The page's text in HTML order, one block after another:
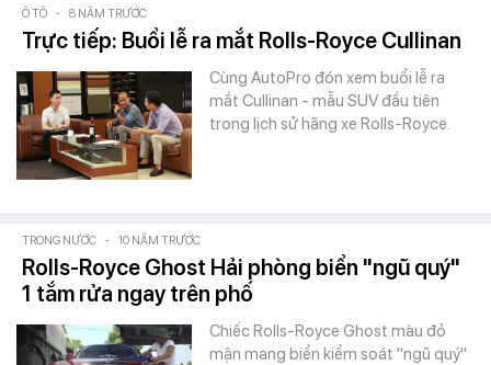
Ô TÔ - 8 NĂM TRƯỚC
Trực tiếp: Buổi lễ ra mắt Rolls-Royce Cullinan
Cùng AutoPro đón xem buổi lễ ra
mắt Cullinan - mẫu SUV đầu tiên
trong lịch sử hãng xe Rolls-Royce.
TRONG NƯỚC - 10 NĂM TRƯỚC
Rolls-Royce Ghost Hải phòng biển "ngũ quý"
1 tắm rửa ngay trên phố
Chiếc Rolls-Royce Ghost màu đỏ
mận mang biển kiểm soát "ngũ quý"